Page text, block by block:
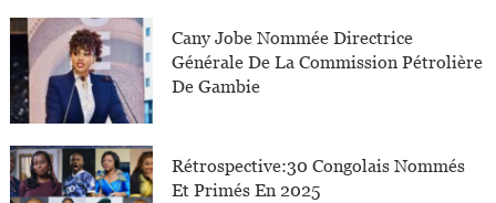
Cany Jobe Nommée Directrice
Générale De La Commission Pétrolière
De Gambie
Rétrospective:30 Congolais Nommés
Et Primés En 2025